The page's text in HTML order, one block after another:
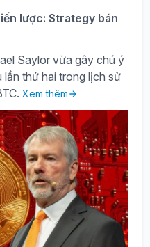
lược: Strategy bán
Saylor vừa gây chú ý
lần thứ hai trong lịch sử
Xem thêm